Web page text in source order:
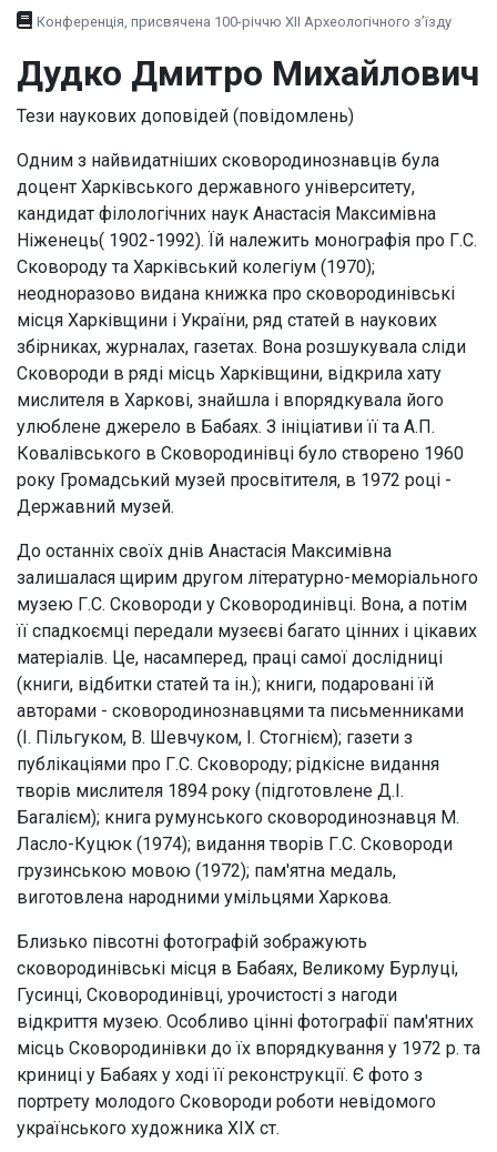
Конференція, присвячена 100-річчю XII Археологічного з’їзду
Дудко Дмитро Михайлович
Тези наукових доповідей (повідомлень)
Одним з найвидатніших сковородинознавців була
доцент Харківського державного університету,
кандидат філологічних наук Анастасія Максимівна
Ніженець( 1902-1992). Їй належить монографія про Г.С.
Сковороду та Харківський колегіум (1970);
неодноразово видана книжка про сковородинівські
місця Харківщини і України, ряд статей в наукових
збірниках, журналах, газетах. Вона розшукувала сліди
Сковороди в ряді місць Харківщини, відкрила хату
мислителя в Харкові, знайшла і впорядкувала його
улюблене джерело в Бабаях. З ініціативи її та А.П.
Ковалівського в Сковородинівці було створено 1960
року Громадський музей просвітителя, в 1972 році -
Державний музей.
До останніх своїх днів Анастасія Максимівна
залишалася щирим другом літературно-меморіального
музею Г.С. Сковороди у Сковородинівці. Вона, а потім
її спадкоємці передали музеєві багато цінних і цікавих
матеріалів. Це, насамперед, праці самої дослідниці
(книги, відбитки статей та ін.); книги, подаровані їй
авторами - сковородинознавцями та письменниками
(І. Пільгуком, В. Шевчуком, І. Стогнієм); газети з
публікаціями про Г.С. Сковороду; рідкісне видання
творів мислителя 1894 року (підготовлене Д.І.
Багалієм); книга румунського сковородинознавця М.
Ласло-Куцюк (1974); видання творів Г.С. Сковороди
грузинською мовою (1972); пам'ятна медаль,
виготовлена народними умільцями Харкова.
Близько півсотні фотографій зображують
сковородинівські місця в Бабаях, Великому Бурлуці,
Гусинці, Сковородинівці, урочистості з нагоди
відкриття музею. Особливо цінні фотографії пам'ятних
місць Сковородинівки до їх впорядкування у 1972 р. та
криниці у Бабаях у ході її реконструкції. Є фото з
портрету молодого Сковороди роботи невідомого
українського художника XIX ст.